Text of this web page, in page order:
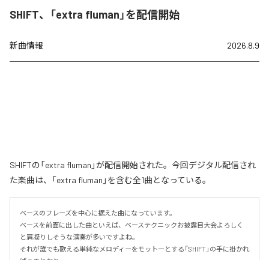
SHIFT、「extra fluman」を配信開始
新曲情報 2026.8.9
SHIFTの「extra fluman」が配信開始された。今回デジタル配信され
た楽曲は、「extra fluman」を含む全1曲となっている。
ベースのフレーズを中心に据えた曲になっています。
ベースを前面に出した曲といえば、ベーステクニックお披露目大会よろしく
と肩凝りしそうな演奏が多いですよね。
それが誰でも歌える単純なメロディーをモットーとする「SHIFT」の手に掛かれ